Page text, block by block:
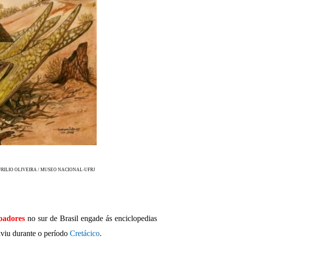
OLIVEIRA / MUSEO NACIONAL-UFRJ
no sur de Brasil engade ás enciclopedias
durante o período Cretácico.